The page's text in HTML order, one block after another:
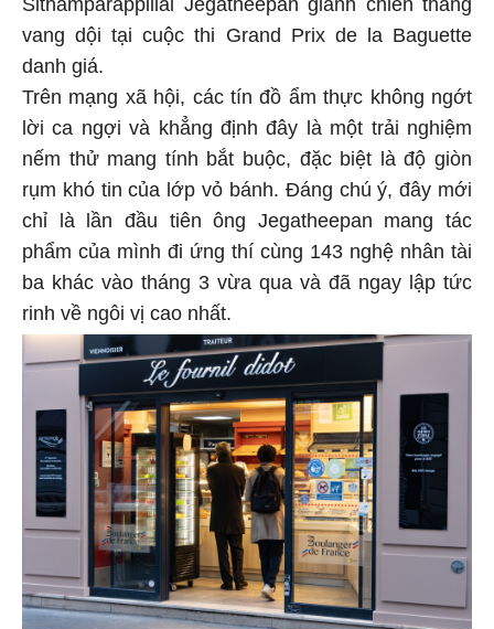
vang dội tại cuộc thi Grand Prix de la Baguette
danh giá.
Trên mạng xã hội, các tín đồ ẩm thực không ngớt
lời ca ngợi và khẳng định đây là một trải nghiệm
nếm thử mang tính bắt buộc, đặc biệt là độ giòn
rụm khó tin của lớp vỏ bánh. Đáng chú ý, đây mới
chỉ là lần đầu tiên ông Jegatheepan mang tác
phẩm của mình đi ứng thí cùng 143 nghệ nhân tài
ba khác vào tháng 3 vừa qua và đã ngay lập tức
rinh về ngôi vị cao nhất.